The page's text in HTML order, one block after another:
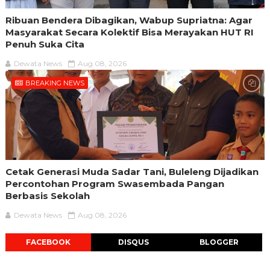
Ribuan Bendera Dibagikan, Wabup Supriatna: Agar
Masyarakat Secara Kolektif Bisa Merayakan HUT RI
Penuh Suka Cita
Dewata News Aug 08, 2026
BREAKING NEWS
Cetak Generasi Muda Sadar Tani, Buleleng Dijadikan
Percontohan Program Swasembada Pangan
Berbasis Sekolah
Dewata News Aug 08, 2026
FACEBOOK DISQUS BLOGGER